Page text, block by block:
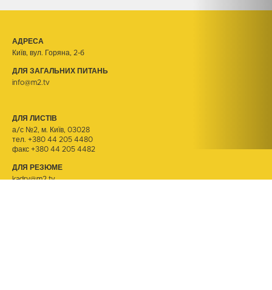
АДРЕСА
Київ, вул. Горяна, 2-б
ДЛЯ ЗАГАЛЬНИХ ПИТАНЬ
info@m2.tv
ДЛЯ ЛИСТІВ
а/с №2, м. Київ, 03028
тел. +380 44 205 4480
факс +380 44 205 4482
ДЛЯ РЕЗЮМЕ
kadry@m2.tv